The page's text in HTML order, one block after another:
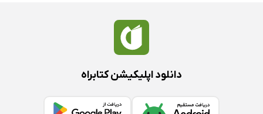
دانلود اپلیکیشن کتابراه